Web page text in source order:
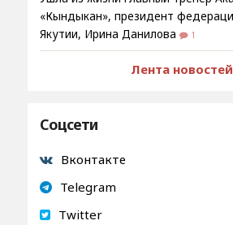
«Кындыкан», президент
Якутии, Ирина Данилова
1
Лента новостей
Соцсети
Вконтакте
Telegram
Twitter